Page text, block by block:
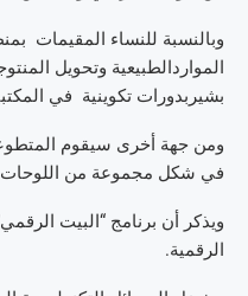
وبالنسبة للنساء المقيمات
المواردالطبيعية وتحويل
بشير بدورات تكوينية في
ومن جهة أخرى سيقوم
في شكل مجموعة من اللوحات
ويذكر أن برنامج “البيت الرقمي
الرقمية.